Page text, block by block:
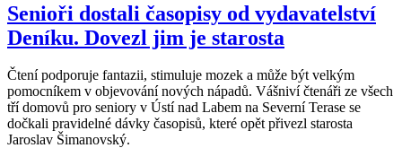
Senioři dostali časopisy od vydavatelství
Deníku. Dovezl jim je starosta
Čtení podporuje fantazii, stimuluje mozek a může být velkým
pomocníkem v objevování nových nápadů. Vášniví čtenáři ze všech
tří domovů pro seniory v Ústí nad Labem na Severní Terase se
dočkali pravidelné dávky časopisů, které opět přivezl starosta
Jaroslav Šimanovský.